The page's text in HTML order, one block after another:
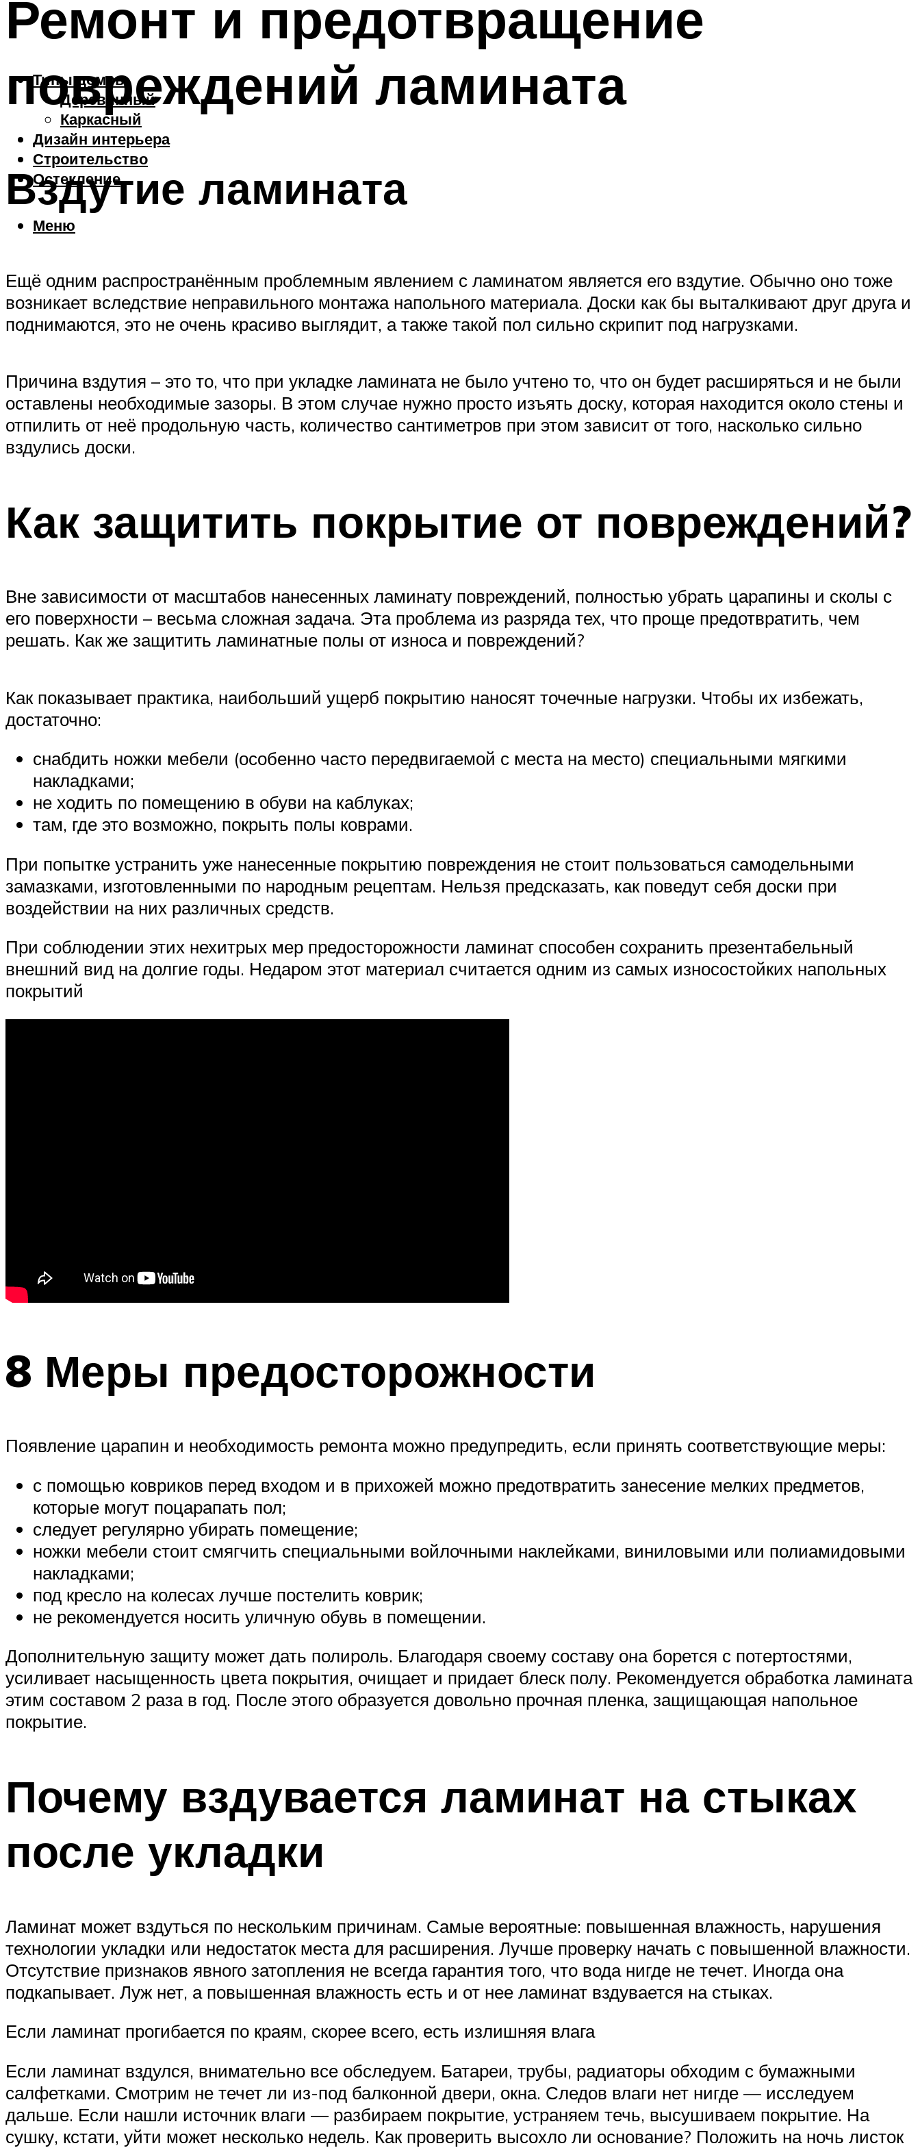
Типы домов
Деревянный
Каркасный
Дизайн интерьера
Строительство
Остекление
Меню
Ремонт и предотвращение
повреждений ламината
Вздутие ламината
Ещё одним распространённым проблемным явлением с ламинатом является его вздутие. Обычно оно тоже
возникает вследствие неправильного монтажа напольного материала. Доски как бы выталкивают друг друга и
поднимаются, это не очень красиво выглядит, а также такой пол сильно скрипит под нагрузками.
Причина вздутия – это то, что при укладке ламината не было учтено то, что он будет расширяться и не были
оставлены необходимые зазоры. В этом случае нужно просто изъять доску, которая находится около стены и
отпилить от неё продольную часть, количество сантиметров при этом зависит от того, насколько сильно
вздулись доски.
Как защитить покрытие от повреждений?
Вне зависимости от масштабов нанесенных ламинату повреждений, полностью убрать царапины и сколы с
его поверхности – весьма сложная задача. Эта проблема из разряда тех, что проще предотвратить, чем
решать. Как же защитить ламинатные полы от износа и повреждений?
Как показывает практика, наибольший ущерб покрытию наносят точечные нагрузки. Чтобы их избежать,
достаточно:
снабдить ножки мебели (особенно часто передвигаемой с места на место) специальными мягкими
накладками;
не ходить по помещению в обуви на каблуках;
там, где это возможно, покрыть полы коврами.
При попытке устранить уже нанесенные покрытию повреждения не стоит пользоваться самодельными
замазками, изготовленными по народным рецептам. Нельзя предсказать, как поведут себя доски при
воздействии на них различных средств.
При соблюдении этих нехитрых мер предосторожности ламинат способен сохранить презентабельный
внешний вид на долгие годы. Недаром этот материал считается одним из самых износостойких напольных
покрытий
8 Меры предосторожности
Появление царапин и необходимость ремонта можно предупредить, если принять соответствующие меры:
с помощью ковриков перед входом и в прихожей можно предотвратить занесение мелких предметов,
которые могут поцарапать пол;
следует регулярно убирать помещение;
ножки мебели стоит смягчить специальными войлочными наклейками, виниловыми или полиамидовыми
накладками;
под кресло на колесах лучше постелить коврик;
не рекомендуется носить уличную обувь в помещении.
Дополнительную защиту может дать полироль. Благодаря своему составу она борется с потертостями,
усиливает насыщенность цвета покрытия, очищает и придает блеск полу. Рекомендуется обработка ламината
этим составом 2 раза в год. После этого образуется довольно прочная пленка, защищающая напольное
покрытие.
Почему вздувается ламинат на стыках
после укладки
Ламинат может вздуться по нескольким причинам. Самые вероятные: повышенная влажность, нарушения
технологии укладки или недостаток места для расширения. Лучше проверку начать с повышенной влажности.
Отсутствие признаков явного затопления не всегда гарантия того, что вода нигде не течет. Иногда она
подкапывает. Луж нет, а повышенная влажность есть и от нее ламинат вздувается на стыках.
Если ламинат прогибается по краям, скорее всего, есть излишняя влага
Если ламинат вздулся, внимательно все обследуем. Батареи, трубы, радиаторы обходим с бумажными
салфетками. Смотрим не течет ли из-под балконной двери, окна. Следов влаги нет нигде — исследуем
дальше. Если нашли источник влаги — разбираем покрытие, устраняем течь, высушиваем покрытие. На
сушку, кстати, уйти может несколько недель. Как проверить высохло ли основание? Положить на ночь листок